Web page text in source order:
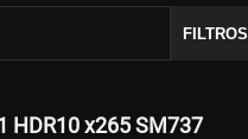
FILTROS
HDR10 x265 SM737